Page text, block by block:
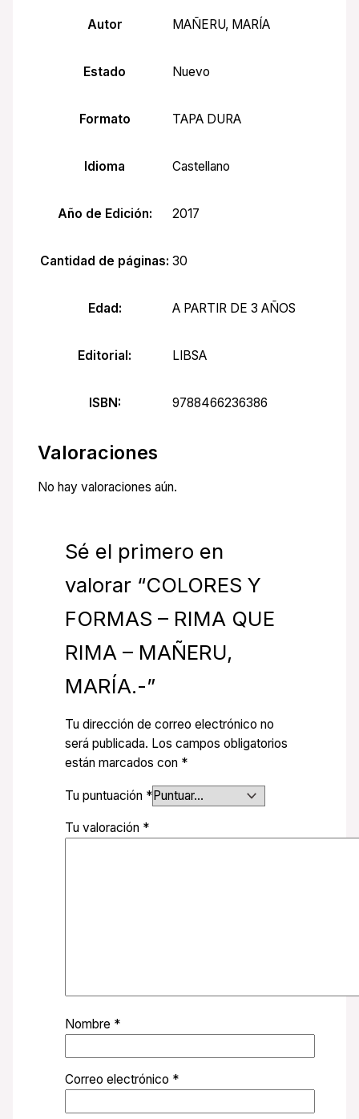
Autor MAÑERU, MARÍA
Estado Nuevo
Formato TAPA DURA
Idioma Castellano
Año de Edición: 2017
Cantidad de páginas: 30
Edad: A PARTIR DE 3 AÑOS
Editorial: LIBSA
ISBN: 9788466236386
Valoraciones
No hay valoraciones aún.
Sé el primero en
valorar “COLORES Y
FORMAS – RIMA QUE
RIMA – MAÑERU,
MARÍA.-”
Tu dirección de correo electrónico no
será publicada. Los campos obligatorios
están marcados con *
Tu puntuación *
Tu valoración *
Nombre *
Correo electrónico *